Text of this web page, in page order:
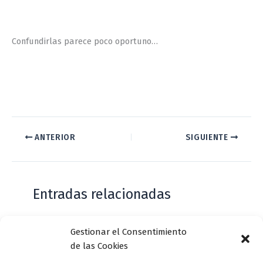
Gestionar el Consentimiento
de las Cookies
Confundirlas parece poco oportuno…
ANTERIOR SIGUIENTE
Entradas relacionadas
Casa de Zorrilla conmemorarán el 168
aniversario del estreno de Don Juan